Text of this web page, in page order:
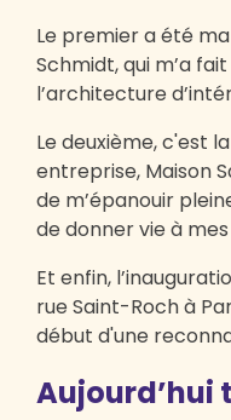
Le premier a été
Schmidt, qui m’a
l’architecture
Le deuxième, c'est
entreprise, Maison
de m’épanouir
de donner vie à mes
Et enfin,
rue Saint-Roch à
début d'une
Aujourd’hui